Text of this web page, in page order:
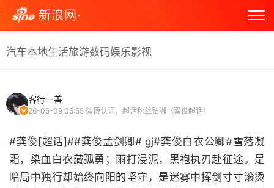
新浪网·
汽车本地生活旅游数码娱乐影视
客行一善
26-05-09 05:55 微博认证：超话粉丝钻咖（龚俊超话）
#龚俊[超话]##龚俊孟剑卿# gj#龚俊白衣公卿#雪落凝
霜，染血白衣藏孤勇；雨打浸泥，黑袍执刃赴征途。是
暗局中独行却始终向阳的坚守，是迷雾中挥剑寸寸滚烫